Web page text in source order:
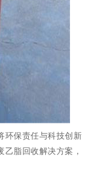
环保责任与科技创新
脂回收解决方案，